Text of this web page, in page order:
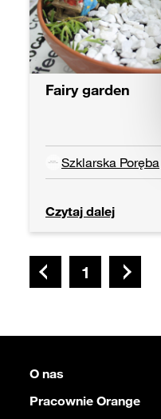
Fairy garden
Szklarska Poręba
Czytaj dalej
1
O nas
Pracownie Orange